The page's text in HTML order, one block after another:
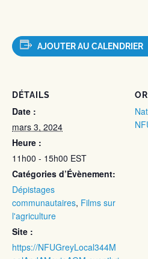
AJOUTER AU CALENDRIER
DÉTAILS
Date :
mars 3, 2024
Heure :
11h00 - 15h00 EST
Catégories d’Évènement:
Dépistages
communautaires, Films sur
l'agriculture
Site :
https://NFUGreyLocal344M